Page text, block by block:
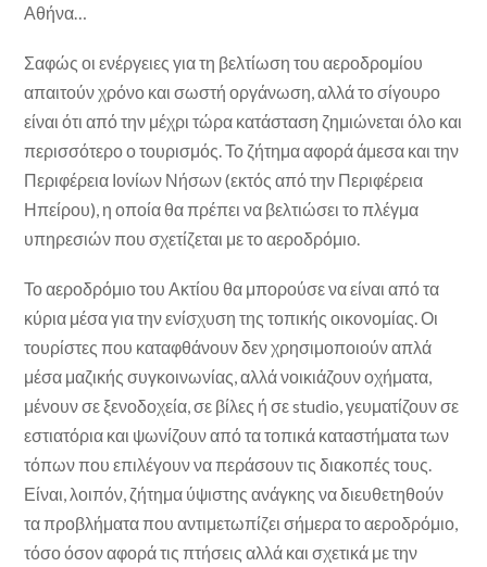
Αθήνα…
Σαφώς οι ενέργειες για τη βελτίωση του αεροδρομίου
απαιτούν χρόνο και σωστή οργάνωση, αλλά το σίγουρο
είναι ότι από την μέχρι τώρα κατάσταση ζημιώνεται όλο και
περισσότερο ο τουρισμός. Το ζήτημα αφορά άμεσα και την
Περιφέρεια Ιονίων Νήσων (εκτός από την Περιφέρεια
Ηπείρου), η οποία θα πρέπει να βελτιώσει το πλέγμα
υπηρεσιών που σχετίζεται με το αεροδρόμιο.
Το αεροδρόμιο του Ακτίου θα μπορούσε να είναι από τα
κύρια μέσα για την ενίσχυση της τοπικής οικονομίας. Οι
τουρίστες που καταφθάνουν δεν χρησιμοποιούν απλά
μέσα μαζικής συγκοινωνίας, αλλά νοικιάζουν οχήματα,
μένουν σε ξενοδοχεία, σε βίλες ή σε studio, γευματίζουν σε
εστιατόρια και ψωνίζουν από τα τοπικά καταστήματα των
τόπων που επιλέγουν να περάσουν τις διακοπές τους.
Είναι, λοιπόν, ζήτημα ύψιστης ανάγκης να διευθετηθούν
τα προβλήματα που αντιμετωπίζει σήμερα το αεροδρόμιο,
τόσο όσον αφορά τις πτήσεις αλλά και σχετικά με την